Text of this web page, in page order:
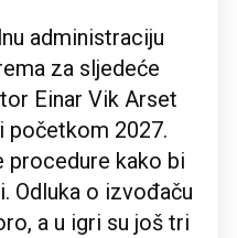
administraciju
za sljedeće
Einar Vik Arset
početkom 2027.
procedure kako bi
Odluka o izvođaču
a u igri su još tri